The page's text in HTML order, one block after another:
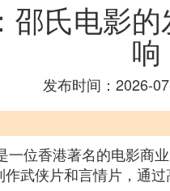
氏电影
响
发布时间：2026-
位香港著名的电影商
武侠片和言情片，通